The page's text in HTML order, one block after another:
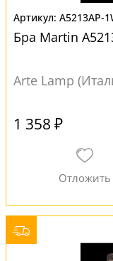
A5213AP-
Бра Martin
Arte Lamp
1 358 ₽